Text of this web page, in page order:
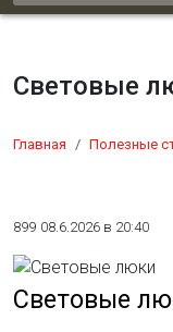
Световые
Главная Полезные
899 08.6.2026 в 20:40
Световые